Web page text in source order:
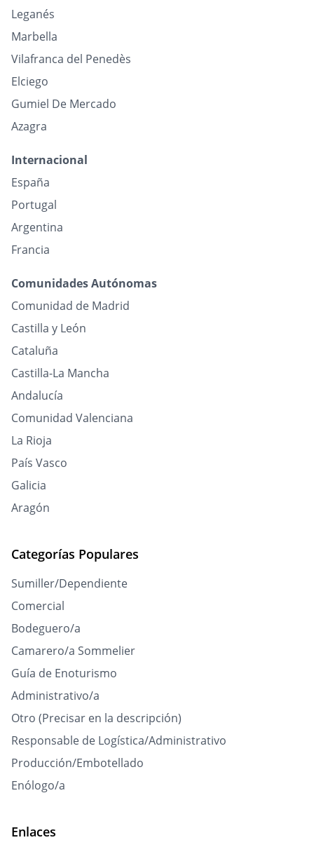
Leganés
Marbella
Vilafranca del Penedès
Elciego
Gumiel De Mercado
Azagra
Internacional
España
Portugal
Argentina
Francia
Comunidades Autónomas
Comunidad de Madrid
Castilla y León
Cataluña
Castilla-La Mancha
Andalucía
Comunidad Valenciana
La Rioja
País Vasco
Galicia
Aragón
Categorías Populares
Sumiller/Dependiente
Comercial
Bodeguero/a
Camarero/a Sommelier
Guía de Enoturismo
Administrativo/a
Otro (Precisar en la descripción)
Responsable de Logística/Administrativo
Producción/Embotellado
Enólogo/a
Enlaces